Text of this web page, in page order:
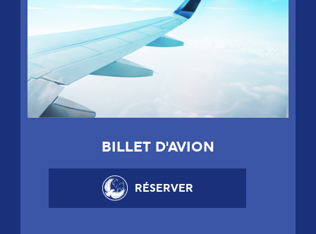
BILLET D'AVION
RÉSERVER